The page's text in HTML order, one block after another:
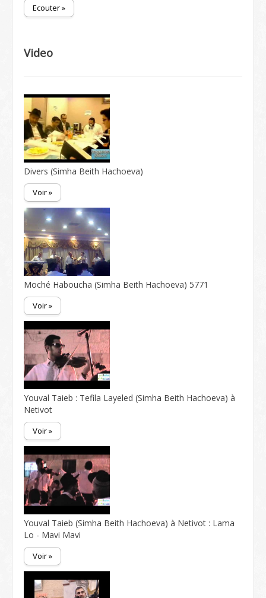
Ecouter »
Video
Divers (Simha Beith Hachoeva)
Voir »
Moché Haboucha (Simha Beith Hachoeva) 5771
Voir »
Youval Taieb : Tefila Layeled (Simha Beith Hachoeva) à
Netivot
Voir »
Youval Taieb (Simha Beith Hachoeva) à Netivot : Lama
Lo - Mavi Mavi
Voir »